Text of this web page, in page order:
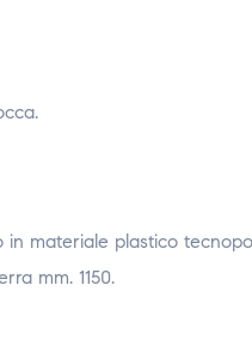
materiale plastico
mm. 1150.